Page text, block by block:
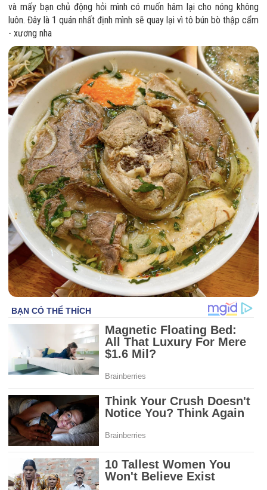
và mấy bạn chủ động hỏi mình có muốn hâm lại cho nóng không
luôn. Đây là 1 quán nhất định mình sẽ quay lại vì tô bún bò thập cẩm
- xương nha